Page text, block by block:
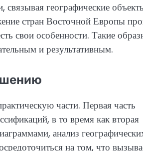
географические
стран Восточной Европы
свои особенности. Такие
и результативным.
части. Первая часть
в то время как вторая
анализ
на том, что